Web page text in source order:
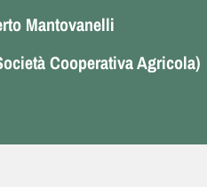
Mantovanelli
Cooperativa Agricola)